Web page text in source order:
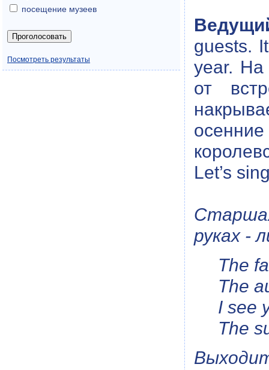
guests.
year. На
от
Let’s
руках -
The
The
I see
The
посещение музеев
Посмотреть результаты